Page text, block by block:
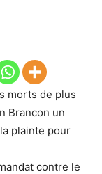
morts de plus
Brancon un
plainte pour
contre le